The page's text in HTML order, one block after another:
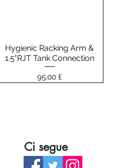
Vista rapida
Hygienic Racking Arm &
1.5"RJT Tank Connection
Prezzo
95,00 £
Ci segue